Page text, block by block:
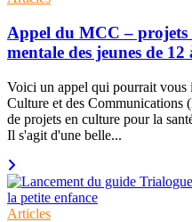
Appel du MCC –
mentale des jeunes de 12
Voici un appel qui pourrait vous
Culture et des Communications
de projets en culture pour la
Il s'agit d'une belle...
Articles